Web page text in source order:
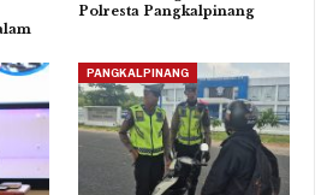
Polresta Pangkalpinang
PANGKALPINANG